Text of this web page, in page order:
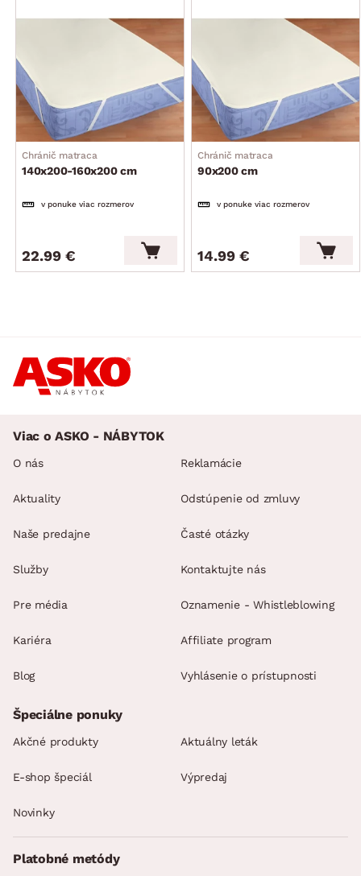
Chránič matraca
140x200-160x200 cm
v ponuke viac rozmerov
22.99 €
Chránič matraca
90x200 cm
v ponuke viac rozmerov
14.99 €
Viac o ASKO - NÁBYTOK
O nás
Aktuality
Naše predajne
Služby
Pre média
Kariéra
Blog
Reklamácie
Odstúpenie od zmluvy
Časté otázky
Kontaktujte nás
Oznamenie - Whistleblowing
Affiliate program
Vyhlásenie o prístupnosti
Špeciálne ponuky
Akčné produkty Aktuálny leták
E-shop špeciál Výpredaj
Novinky
Platobné metódy